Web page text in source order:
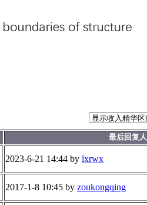
最后回复人
2023-6-21 14:44 by lxrwx
2017-1-8 10:45 by zoukongqing